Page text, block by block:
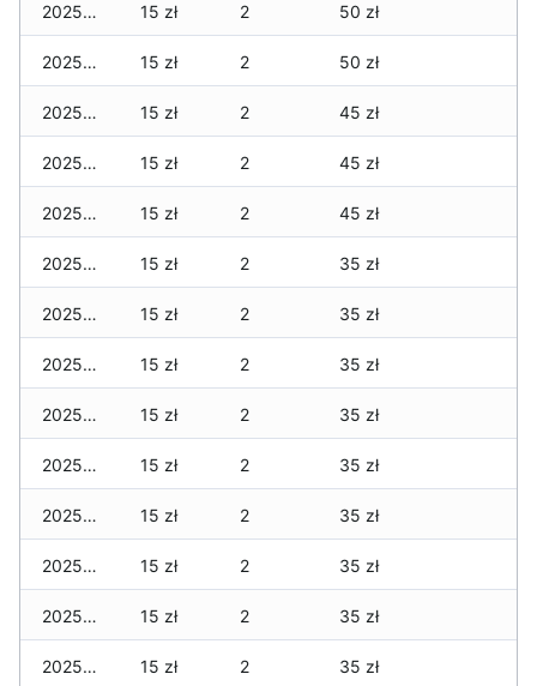
2025-10-16 15 zł 2 50 zł
2025-10-15 15 zł 2 50 zł
2025-10-14 15 zł 2 45 zł
2025-10-13 15 zł 2 45 zł
2025-10-12 15 zł 2 45 zł
2025-10-11 15 zł 2 35 zł
2025-10-10 15 zł 2 35 zł
2025-10-09 15 zł 2 35 zł
2025-10-08 15 zł 2 35 zł
2025-10-07 15 zł 2 35 zł
2025-10-06 15 zł 2 35 zł
2025-10-05 15 zł 2 35 zł
2025-10-04 15 zł 2 35 zł
2025-10-03 15 zł 2 35 zł